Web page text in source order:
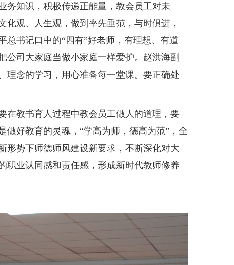
务知识，积极传递正能量，教会员工对未
观、人生观，做到率先垂范，与时俱进，
书记口中的“四有”好老师，有理想、有道
公司大家庭当做小家庭一样爱护。赵洪海副
理念的学习，用心准备每一堂课。要正确处
教书育人过程中教会员工做人的道理，要
好教育的灵魂，“学高为师，德高为范”，全
形势下师德师风建设新要求，不断深化对大
职业认同感和责任感，形成新时代教师修养